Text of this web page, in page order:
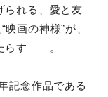
れる、愛と友
画の神様”が、
らす――。
記念作品である